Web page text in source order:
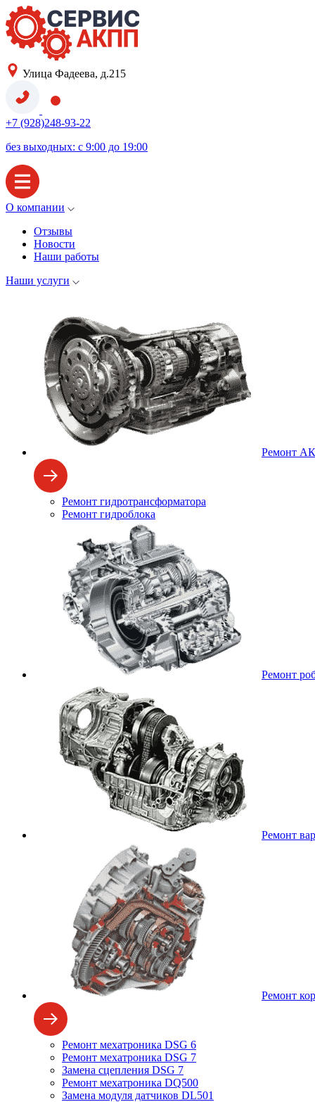
Улица Фадеева, д.215
+7 (928)248-93-22
без выходных: с 9:00 до 19:00
О компании
Отзывы
Новости
Наши работы
Наши услуги
Ремонт
Ремонт гидротрансформатора
Ремонт гидроблока
Ремонт
Ремонт
Ремонт
Ремонт мехатроника DSG 6
Ремонт мехатроника DSG 7
Замена сцепления DSG 7
Ремонт мехатроника DQ500
Замена модуля датчиков DL501